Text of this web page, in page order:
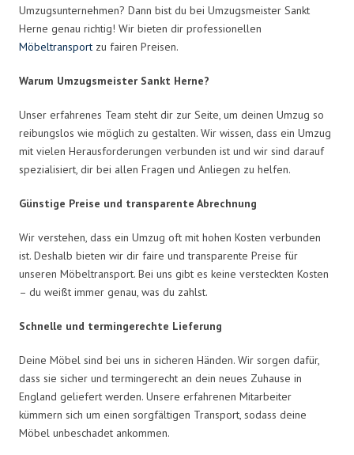
Umzugsunternehmen? Dann bist du bei Umzugsmeister Sankt
Herne genau richtig! Wir bieten dir professionellen
Möbeltransport zu fairen Preisen.
Warum Umzugsmeister Sankt Herne?
Unser erfahrenes Team steht dir zur Seite, um deinen Umzug so
reibungslos wie möglich zu gestalten. Wir wissen, dass ein Umzug
mit vielen Herausforderungen verbunden ist und wir sind darauf
spezialisiert, dir bei allen Fragen und Anliegen zu helfen.
Günstige Preise und transparente Abrechnung
Wir verstehen, dass ein Umzug oft mit hohen Kosten verbunden
ist. Deshalb bieten wir dir faire und transparente Preise für
unseren Möbeltransport. Bei uns gibt es keine versteckten Kosten
– du weißt immer genau, was du zahlst.
Schnelle und termingerechte Lieferung
Deine Möbel sind bei uns in sicheren Händen. Wir sorgen dafür,
dass sie sicher und termingerecht an dein neues Zuhause in
England geliefert werden. Unsere erfahrenen Mitarbeiter
kümmern sich um einen sorgfältigen Transport, sodass deine
Möbel unbeschadet ankommen.